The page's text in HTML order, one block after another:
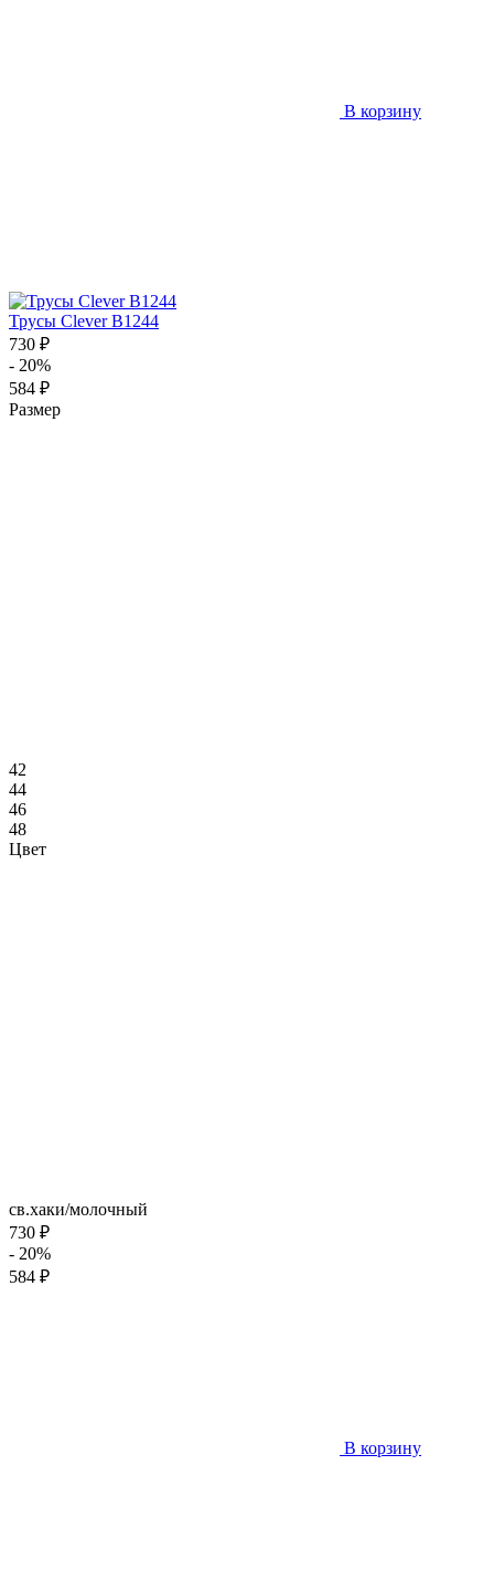
В корзину
Трусы Clever B1244
730 ₽
- 20%
584 ₽
Размер
42
44
46
48
Цвет
св.хаки/молочный
730 ₽
- 20%
584 ₽
В корзину